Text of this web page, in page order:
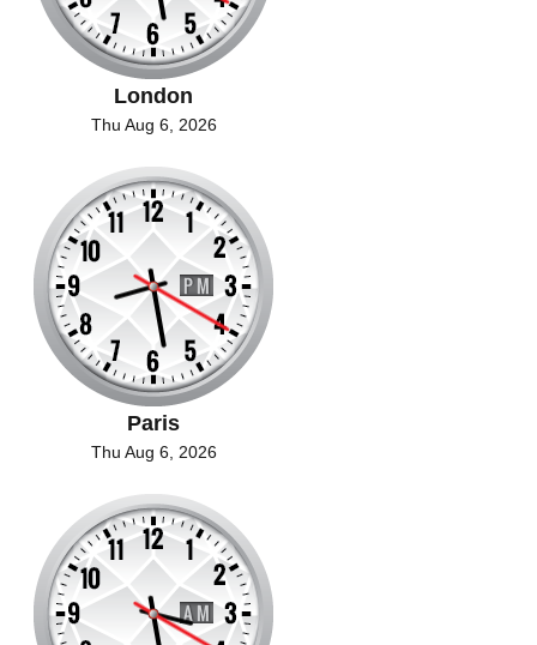
London
Thu Aug 6, 2026
Paris
Thu Aug 6, 2026